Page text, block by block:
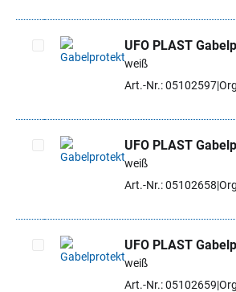
Artikel auswählen
UFO PLAST
weiß
Art.-Nr.: 05102597
Artikel auswählen
UFO PLAST
weiß
Art.-Nr.: 05102658
Artikel auswählen
UFO PLAST
weiß
Art.-Nr.: 05102659